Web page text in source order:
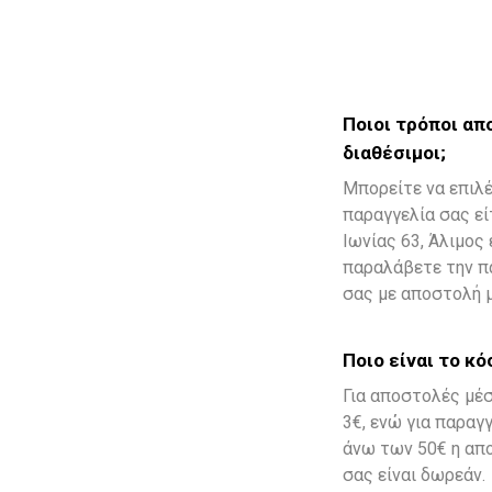
Ποιοι τρόποι
διαθέσιμοι;
Μπορείτε να
παραγγελία σας
Ιωνίας 63, Άλιμος
παραλάβετε την
σας με αποστολή
Ποιο είναι το
Για αποστολές
3€, ενώ για
άνω των 50€ η
σας είναι δωρεάν.